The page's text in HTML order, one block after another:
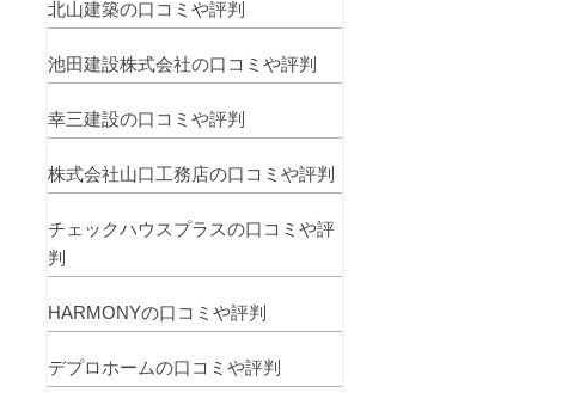
北山建築の口コミや評判
池田建設株式会社の口コミや評判
幸三建設の口コミや評判
株式会社山口工務店の口コミや評判
チェックハウスプラスの口コミや評
判
HARMONYの口コミや評判
デプロホームの口コミや評判